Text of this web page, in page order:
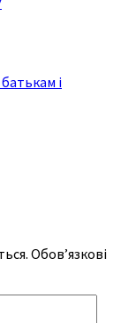
і
Обов’язкові